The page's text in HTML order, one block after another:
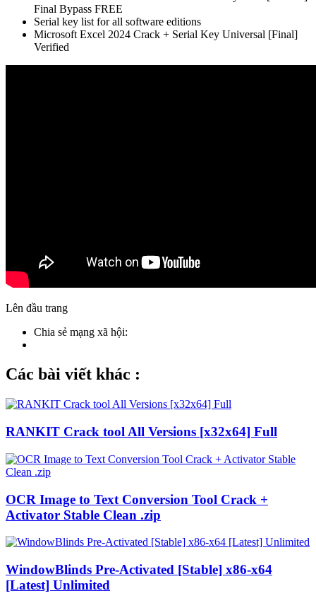
Final Bypass FREE
Serial key list for all software editions
Microsoft Excel 2024 Crack + Serial Key Universal [Final]
Verified
Lên đầu trang
Chia sẻ mạng xã hội:
Các bài viết khác :
RANKIT Crack tool All Versions [x32x64] Full
OCR Image to Text Conversion Tool Crack +
Activator Stable Clean .zip
WindowBlinds Pre-Activated [Stable] x86-x64
[Latest] Unlimited